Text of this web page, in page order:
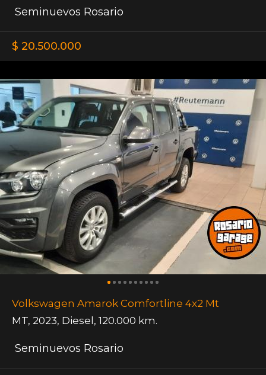
Seminuevos Rosario
$ 20.500.000
Volkswagen Amarok Comfortline 4x2 Mt
MT, 2023, Diesel, 120.000 km.
Seminuevos Rosario